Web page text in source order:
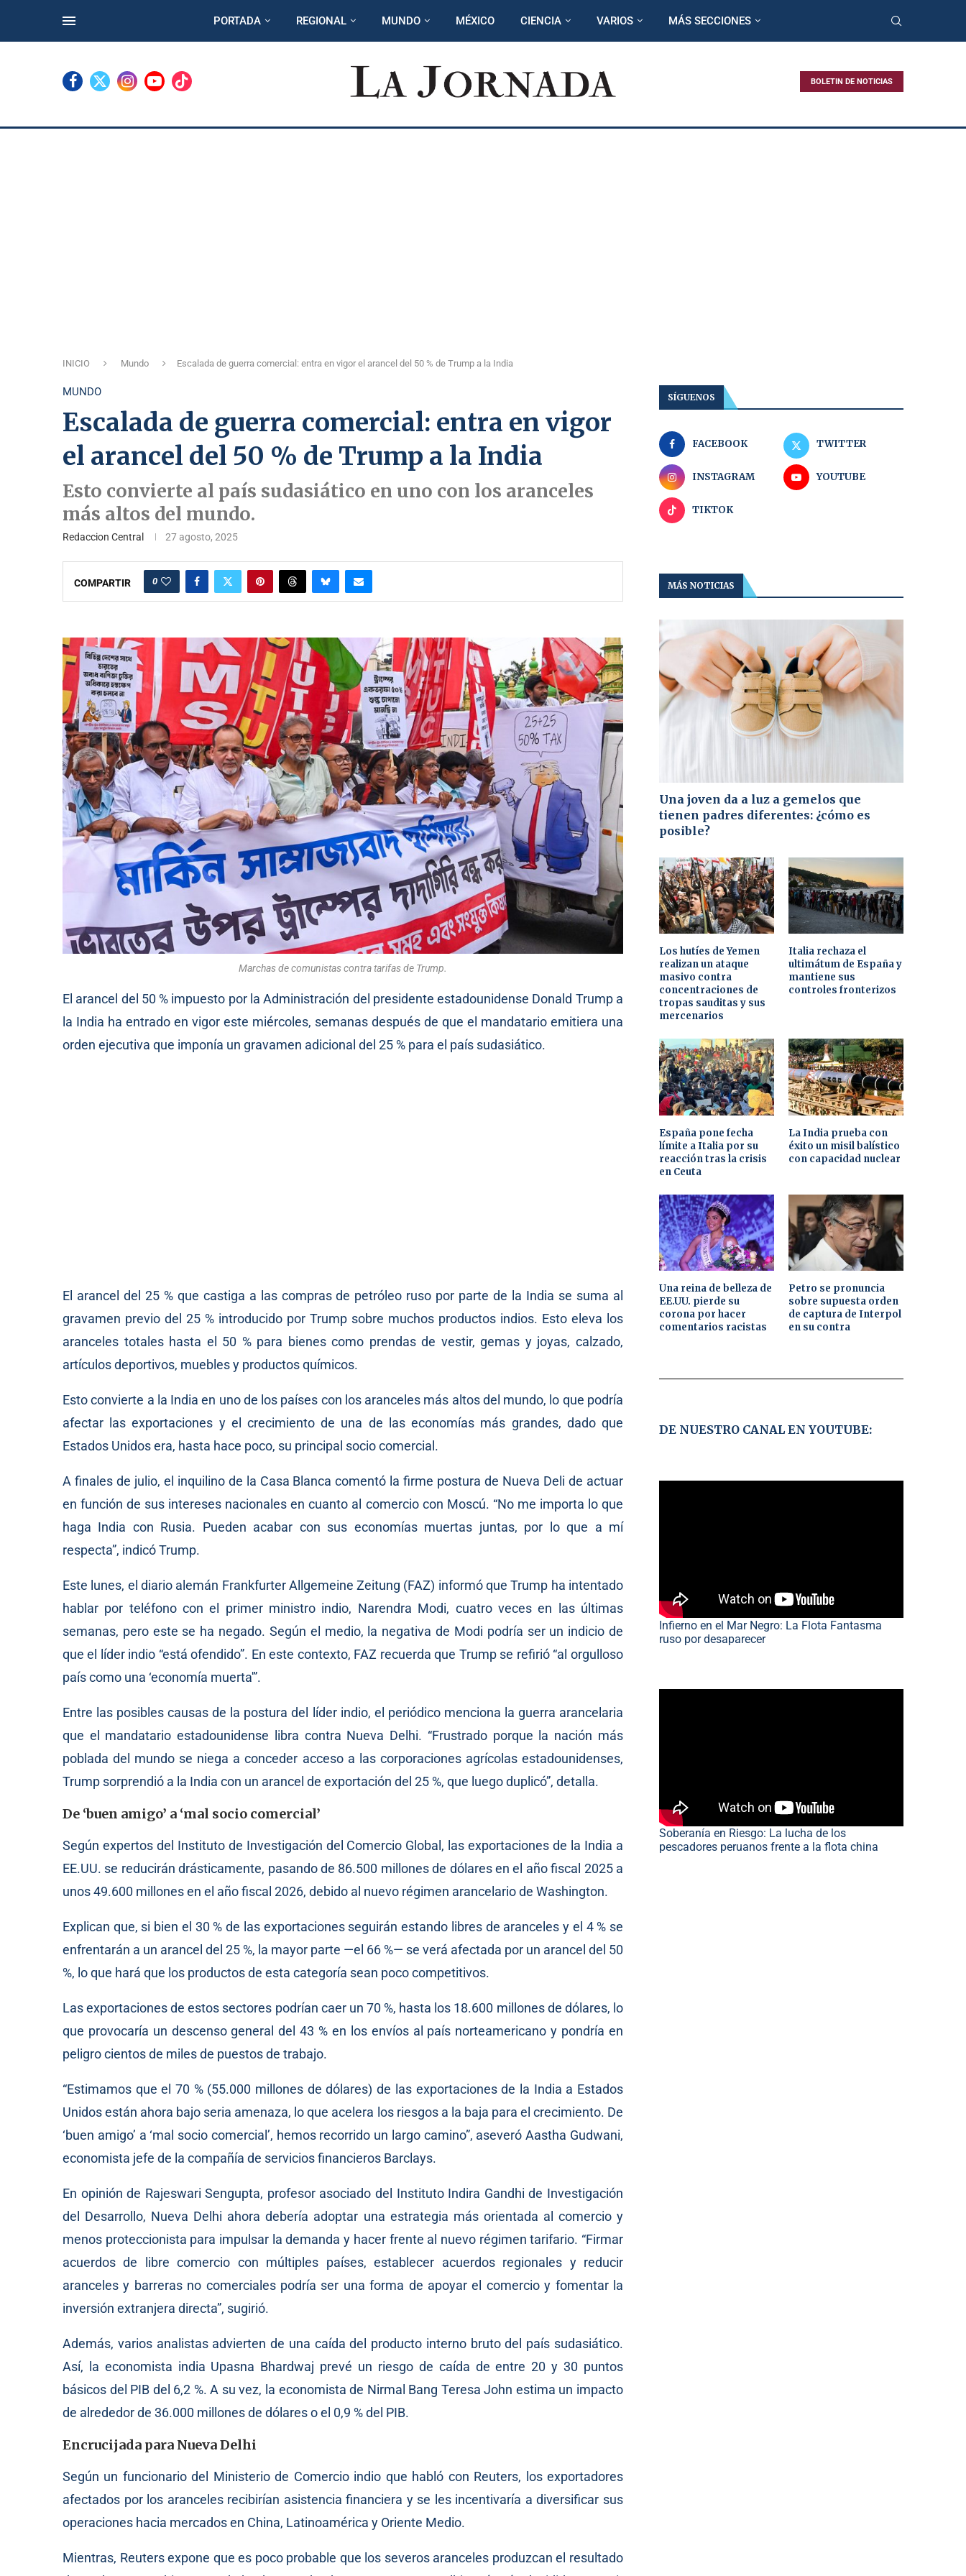
PORTADA REGIONAL MUNDO MÉXICO CIENCIA VARIOS MÁS SECCIONES
BOLETIN DE NOTICIAS
INICIO Mundo Escalada de guerra comercial: entra en vigor el arancel del 50 % de Trump a la India
MUNDO
Escalada de guerra comercial: entra en vigor
el arancel del 50 % de Trump a la India
Esto convierte al país sudasiático en uno con los aranceles
más altos del mundo.
Redaccion Central 27 agosto, 2025
COMPARTIR 0
Marchas de comunistas contra tarifas de Trump.
El arancel del 50 % impuesto por la Administración del presidente estadounidense Donald Trump a
la India ha entrado en vigor este miércoles, semanas después de que el mandatario emitiera una
orden ejecutiva que imponía un gravamen adicional del 25 % para el país sudasiático.
El arancel del 25 % que castiga a las compras de petróleo ruso por parte de la India se suma al
gravamen previo del 25 % introducido por Trump sobre muchos productos indios. Esto eleva los
aranceles totales hasta el 50 % para bienes como prendas de vestir, gemas y joyas, calzado,
artículos deportivos, muebles y productos químicos.
Esto convierte a la India en uno de los países con los aranceles más altos del mundo, lo que podría
afectar las exportaciones y el crecimiento de una de las economías más grandes, dado que
Estados Unidos era, hasta hace poco, su principal socio comercial.
A finales de julio, el inquilino de la Casa Blanca comentó la firme postura de Nueva Deli de actuar
en función de sus intereses nacionales en cuanto al comercio con Moscú. “No me importa lo que
haga India con Rusia. Pueden acabar con sus economías muertas juntas, por lo que a mí
respecta”, indicó Trump.
Este lunes, el diario alemán Frankfurter Allgemeine Zeitung (FAZ) informó que Trump ha intentado
hablar por teléfono con el primer ministro indio, Narendra Modi, cuatro veces en las últimas
semanas, pero este se ha negado. Según el medio, la negativa de Modi podría ser un indicio de
que el líder indio “está ofendido”. En este contexto, FAZ recuerda que Trump se refirió “al orgulloso
país como una ‘economía muerta'”.
Entre las posibles causas de la postura del líder indio, el periódico menciona la guerra arancelaria
que el mandatario estadounidense libra contra Nueva Delhi. “Frustrado porque la nación más
poblada del mundo se niega a conceder acceso a las corporaciones agrícolas estadounidenses,
Trump sorprendió a la India con un arancel de exportación del 25 %, que luego duplicó”, detalla.
De ‘buen amigo’ a ‘mal socio comercial’
Según expertos del Instituto de Investigación del Comercio Global, las exportaciones de la India a
EE.UU. se reducirán drásticamente, pasando de 86.500 millones de dólares en el año fiscal 2025 a
unos 49.600 millones en el año fiscal 2026, debido al nuevo régimen arancelario de Washington.
Explican que, si bien el 30 % de las exportaciones seguirán estando libres de aranceles y el 4 % se
enfrentarán a un arancel del 25 %, la mayor parte —el 66 %— se verá afectada por un arancel del 50
%, lo que hará que los productos de esta categoría sean poco competitivos.
Las exportaciones de estos sectores podrían caer un 70 %, hasta los 18.600 millones de dólares, lo
que provocaría un descenso general del 43 % en los envíos al país norteamericano y pondría en
peligro cientos de miles de puestos de trabajo.
“Estimamos que el 70 % (55.000 millones de dólares) de las exportaciones de la India a Estados
Unidos están ahora bajo seria amenaza, lo que acelera los riesgos a la baja para el crecimiento. De
‘buen amigo’ a ‘mal socio comercial’, hemos recorrido un largo camino”, aseveró Aastha Gudwani,
economista jefe de la compañía de servicios financieros Barclays.
En opinión de Rajeswari Sengupta, profesor asociado del Instituto Indira Gandhi de Investigación
del Desarrollo, Nueva Delhi ahora debería adoptar una estrategia más orientada al comercio y
menos proteccionista para impulsar la demanda y hacer frente al nuevo régimen tarifario. “Firmar
acuerdos de libre comercio con múltiples países, establecer acuerdos regionales y reducir
aranceles y barreras no comerciales podría ser una forma de apoyar el comercio y fomentar la
inversión extranjera directa”, sugirió.
Además, varios analistas advierten de una caída del producto interno bruto del país sudasiático.
Así, la economista india Upasna Bhardwaj prevé un riesgo de caída de entre 20 y 30 puntos
básicos del PIB del 6,2 %. A su vez, la economista de Nirmal Bang Teresa John estima un impacto
de alrededor de 36.000 millones de dólares o el 0,9 % del PIB.
Encrucijada para Nueva Delhi
Según un funcionario del Ministerio de Comercio indio que habló con Reuters, los exportadores
afectados por los aranceles recibirían asistencia financiera y se les incentivaría a diversificar sus
operaciones hacia mercados en China, Latinoamérica y Oriente Medio.
Mientras, Reuters expone que es poco probable que los severos aranceles produzcan el resultado
SÍGUENOS
FACEBOOK TWITTER
INSTAGRAM YOUTUBE
TIKTOK
MÁS NOTICIAS
Una joven da a luz a gemelos que
tienen padres diferentes: ¿cómo es
posible?
Los hutíes de Yemen
realizan un ataque
masivo contra
concentraciones de
tropas sauditas y sus
mercenarios
Italia rechaza el
ultimátum de España y
mantiene sus
controles fronterizos
España pone fecha
límite a Italia por su
reacción tras la crisis
en Ceuta
La India prueba con
éxito un misil balístico
con capacidad nuclear
Una reina de belleza de
EE.UU. pierde su
corona por hacer
comentarios racistas
Petro se pronuncia
sobre supuesta orden
de captura de Interpol
en su contra
DE NUESTRO CANAL EN YOUTUBE:
Infierno en el Mar Negro: La Flota Fantasma
ruso por desaparecer
Soberanía en Riesgo: La lucha de los
pescadores peruanos frente a la flota china